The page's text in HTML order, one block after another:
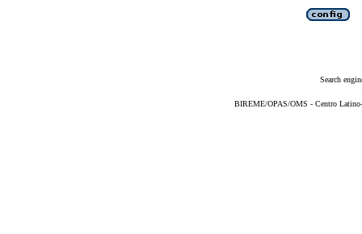
Search
BIREME/OPAS/OMS - Centro Latino-